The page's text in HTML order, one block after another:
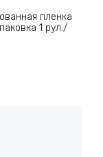
пленка
1 рул./